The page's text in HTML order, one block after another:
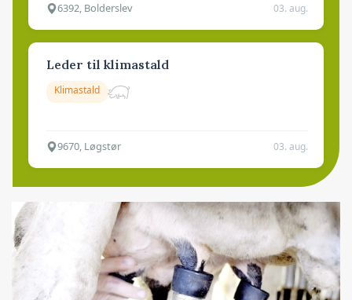
6392, Bolderslev 03. aug.
Leder til klimastald
Klimastald
9670, Løgstør 03. aug.